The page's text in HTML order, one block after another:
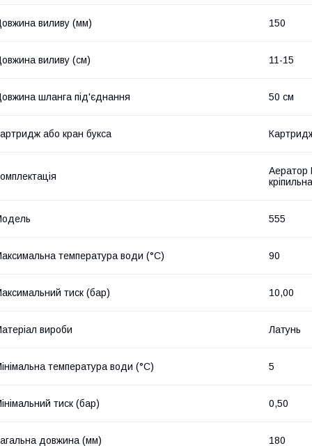
виливу (мм) 150
виливу (см) 11-15
шланга під'єднання 50 см
або кран букса
Аератор
555
температура води (°C) 90
тиск (бар) 10,00
вироби Латунь
температура води (°C) 5
тиск (бар) 0,50
довжина (мм) 180